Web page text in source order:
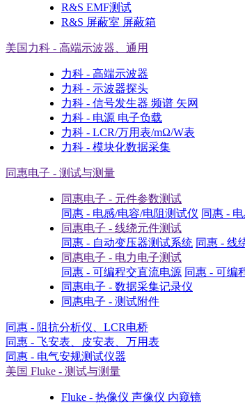
R&S EMF测试
R&S 屏蔽室 屏蔽箱
美国力科 - 高端示波器、通用
力科 - 高端示波器
力科 - 示波器探头
力科 - 信号发生器 频谱 矢网
力科 - 电源 电子负载
力科 - LCR/万用表/mΩ/W表
力科 - 模块化数据采集
同惠电子 - 测试与测量
同惠电子 - 元件参数测试
同惠 - 电感/电容/电阻测试仪 同惠 -
同惠电子 - 线绕元件测试
同惠 - 自动变压器测试系统 同惠 - 线
同惠电子 - 电力电子测试
同惠 - 可编程交直流电源 同惠 - 可编
同惠电子 - 数据采集记录仪
同惠电子 - 测试附件
同惠 - 阻抗分析仪、LCR电桥
同惠 - 飞安表、皮安表、万用表
同惠 - 电气安规测试仪器
美国 Fluke - 测试与测量
Fluke - 热像仪 声像仪 内窥镜